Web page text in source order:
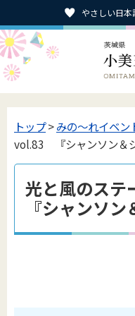
やさしい日本
トップ>みの〜れイベン
vol.83 『シャンソン＆ジ
光と風のス
『シャンソン